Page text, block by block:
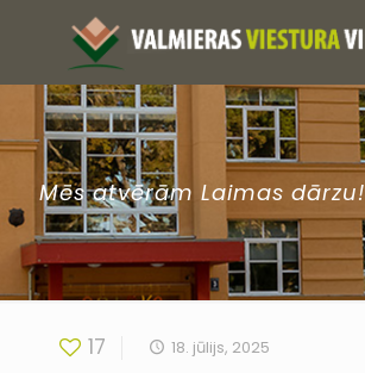
Mēs atvērām Laimas dārzu!
17 18. jūlijs, 2025